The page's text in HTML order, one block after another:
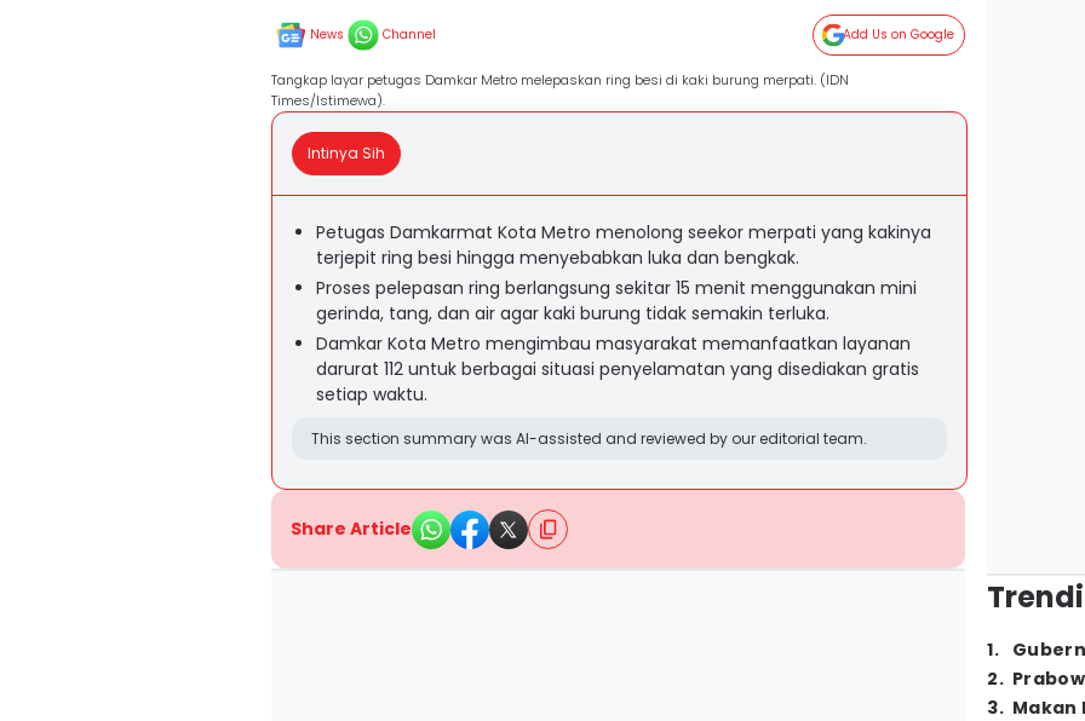
News Channel Add Us on Google
Tangkap layar petugas Damkar Metro melepaskan ring besi di kaki burung merpati. (IDN
Times/Istimewa).
Intinya Sih
Petugas Damkarmat Kota Metro menolong seekor merpati yang kakinya
terjepit ring besi hingga menyebabkan luka dan bengkak.
Proses pelepasan ring berlangsung sekitar 15 menit menggunakan mini
gerinda, tang, dan air agar kaki burung tidak semakin terluka.
Damkar Kota Metro mengimbau masyarakat memanfaatkan layanan
darurat 112 untuk berbagai situasi penyelamatan yang disediakan gratis
setiap waktu.
This section summary was AI-assisted and reviewed by our editorial team.
Share Article
1.
2.
3. Makan